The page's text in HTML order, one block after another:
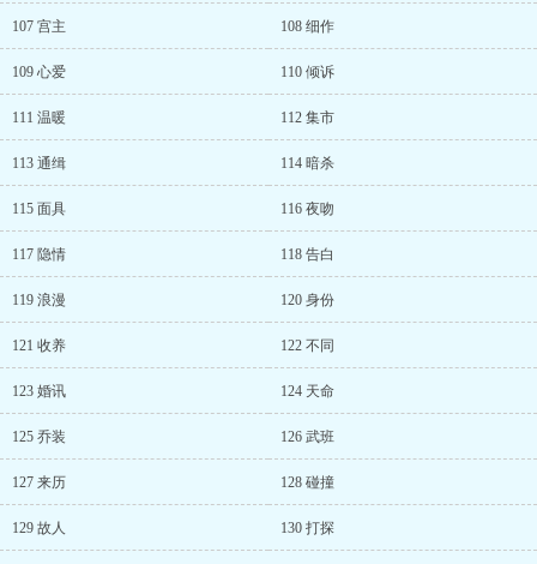
107 宫主 108 细作
109 心爱 110 倾诉
111 温暖 112 集市
113 通缉 114 暗杀
115 面具 116 夜吻
117 隐情 118 告白
119 浪漫 120 身份
121 收养 122 不同
123 婚讯 124 天命
125 乔装 126 武班
127 来历 128 碰撞
129 故人 130 打探